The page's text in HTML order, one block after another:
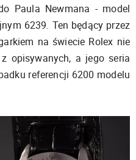
Paula Newmana - model
6239. Ten będący przez
na świecie Rolex nie
opisywanych, a jego seria
referencji 6200 modelu